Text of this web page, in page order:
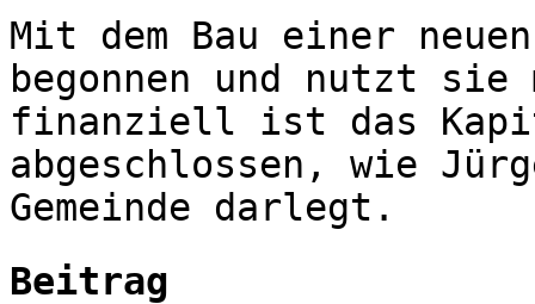
Mit dem Bau einer
begonnen und nutzt
finanziell ist das
abgeschlossen, wie
Gemeinde darlegt.
Beitrag